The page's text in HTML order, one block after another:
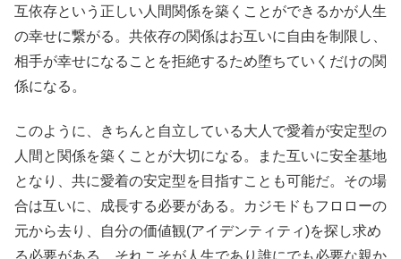
互依存という正しい人間関係を築くことができるかが人生
の幸せに繋がる。共依存の関係はお互いに自由を制限し、
相手が幸せになることを拒絶するため堕ちていくだけの関
係になる。
このように、きちんと自立している大人で愛着が安定型の
人間と関係を築くことが大切になる。また互いに安全基地
となり、共に愛着の安定型を目指すことも可能だ。その場
合は互いに、成長する必要がある。カジモドもフロローの
元から去り、自分の価値観(アイデンティティ)を探し求め